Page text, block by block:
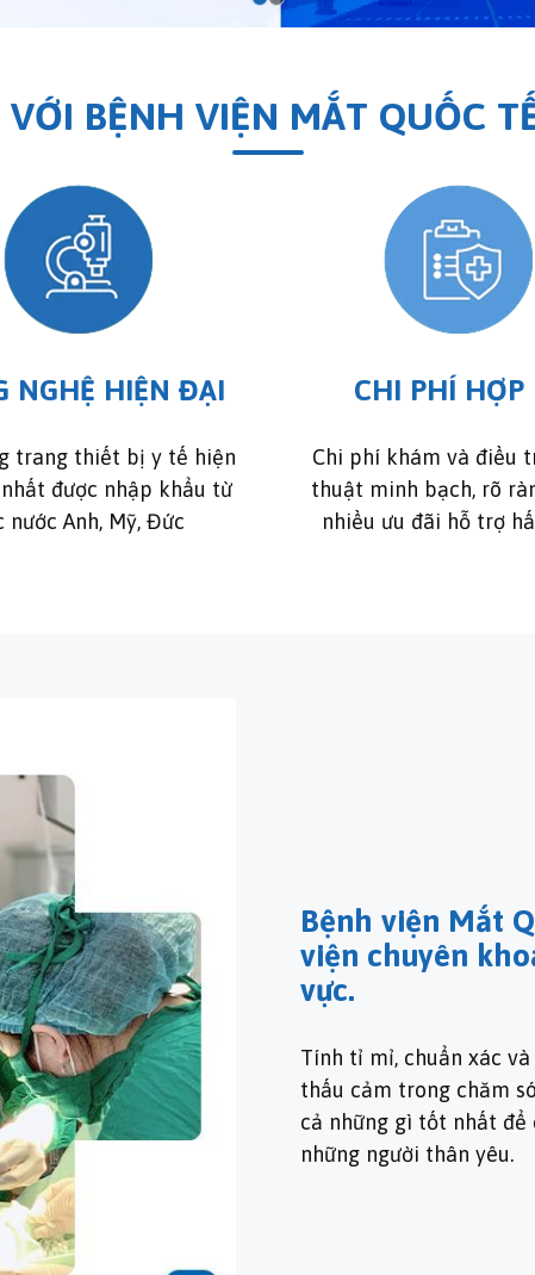
BỆNH VIỆN MẮT QUỐC
NGHỆ HIỆN ĐẠI
trang thiết bị y tế hiện
được nhập khẩu từ
nước Anh, Mỹ, Đức
CHI PHÍ HỢP
Chi phí khám và điều
thuật minh bạch, rõ
nhiều ưu đãi hỗ trợ
Bệnh viện Mắt
viện chuyên
vực.
Tính tỉ mỉ, chuẩn xác
thấu cảm trong chăm
cả những gì tốt nhất để
những người thân yêu.